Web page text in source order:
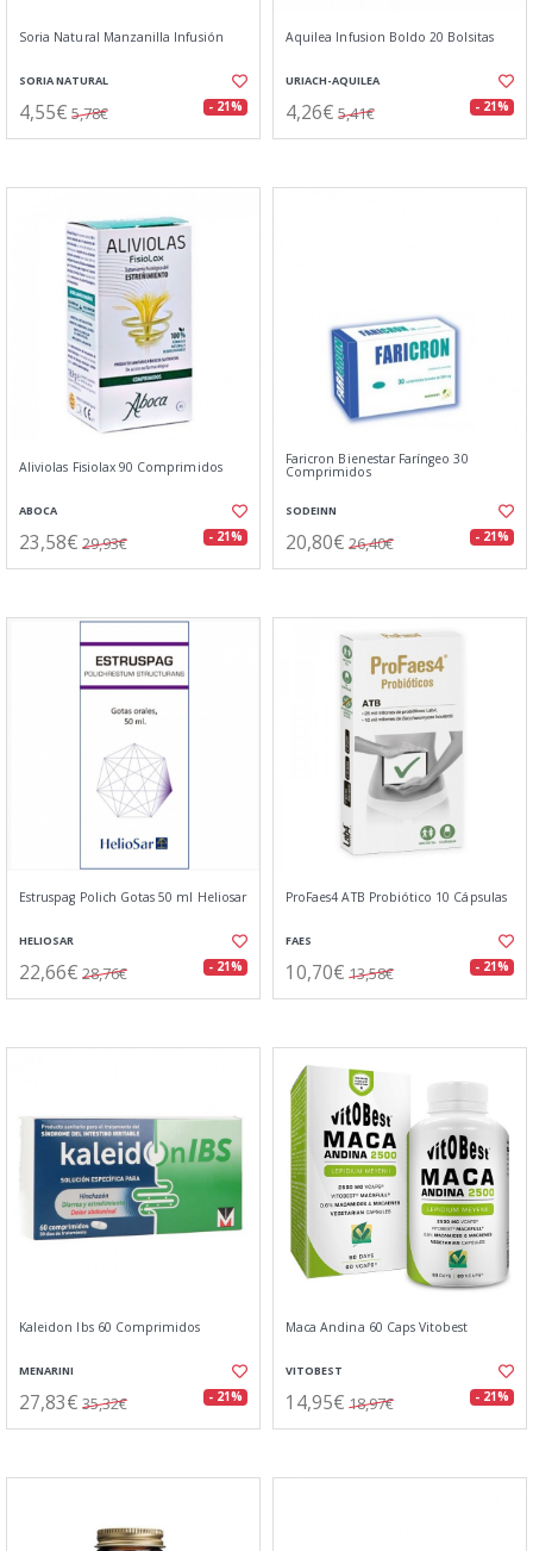
Soria Natural Manzanilla Infusión
SORIA NATURAL
4,55€ 5,78€ - 21%
Aquilea Infusion Boldo 20 Bolsitas
URIACH-AQUILEA
4,26€ 5,41€ - 21%
Aliviolas Fisiolax 90 Comprimidos
ABOCA
23,58€ 29,93€ - 21%
Faricron Bienestar Faríngeo 30
Comprimidos
SODEINN
20,80€ 26,40€ - 21%
Estruspag Polich Gotas 50 ml Heliosar
HELIOSAR
22,66€ 28,76€ - 21%
ProFaes4 ATB Probiótico 10 Cápsulas
FAES
10,70€ 13,58€ - 21%
Kaleidon Ibs 60 Comprimidos
MENARINI
27,83€ 35,32€ - 21%
Maca Andina 60 Caps Vitobest
VITOBEST
14,95€ 18,97€ - 21%